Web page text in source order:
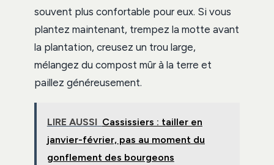
souvent plus confortable pour eux. Si vous
plantez maintenant, trempez la motte avant
la plantation, creusez un trou large,
mélangez du compost mûr à la terre et
paillez généreusement.
LIRE AUSSI Cassissiers : tailler en
janvier-février, pas au moment du
gonflement des bourgeons